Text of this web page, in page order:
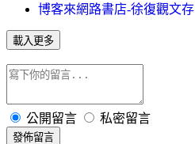
博客來網路書店-徐復觀文存
載入更多
公開留言 私密留言
發佈留言